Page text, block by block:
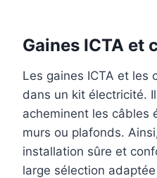
Gaines ICTA et
Les gaines ICTA et les
dans un kit électricité.
acheminent les câbles
murs ou plafonds.
installation sûre et
large sélection